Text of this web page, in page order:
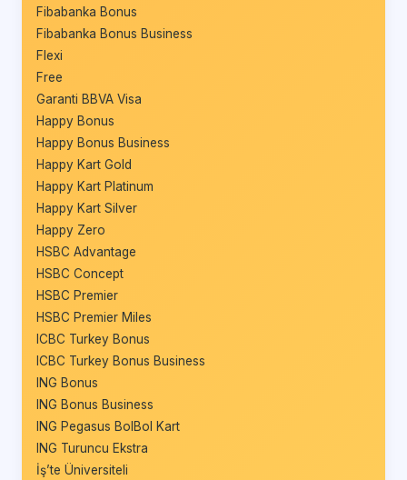
Fibabanka Bonus
Fibabanka Bonus Business
Flexi
Free
Garanti BBVA Visa
Happy Bonus
Happy Bonus Business
Happy Kart Gold
Happy Kart Platinum
Happy Kart Silver
Happy Zero
HSBC Advantage
HSBC Concept
HSBC Premier
HSBC Premier Miles
ICBC Turkey Bonus
ICBC Turkey Bonus Business
ING Bonus
ING Bonus Business
ING Pegasus BolBol Kart
ING Turuncu Ekstra
İş’te Üniversiteli